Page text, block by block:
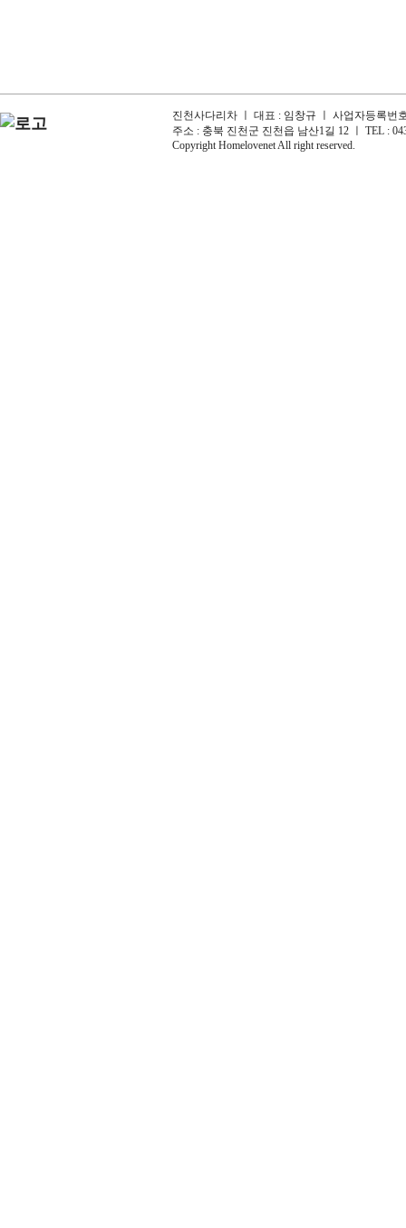
진천사다리차 ㅣ 대표 : 임창규 ㅣ 사업자등록번
주소 : 충북 진천군 진천읍 남산1길 12 ㅣ TEL :
Copyright Homelovenet All right reserved.